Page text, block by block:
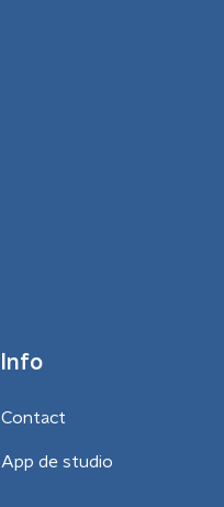
Info
Contact
App de studio